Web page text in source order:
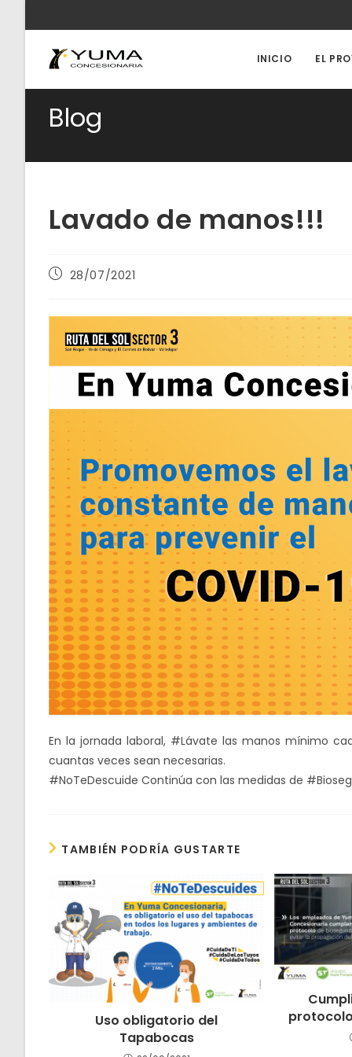
contenido
INICIO EL
Blog
Lavado de manos!!!
Publicación
entrada:
28/07/2021
En la jornada laboral, #Lávate las manos mínimo
cuantas veces sean necesarias.
#NoTeDescuide Continúa con las medidas de
TAMBIÉN PODRÍA GUSTARTE
Uso obligatorio del
Tapabocas